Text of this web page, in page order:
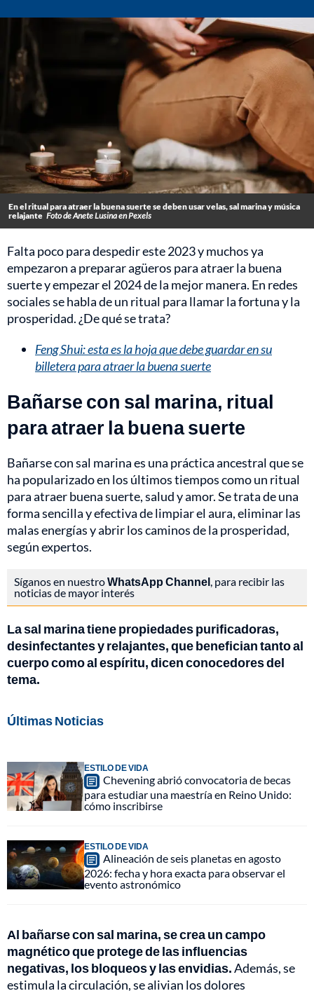
En el ritual para atraer la buena suerte se deben usar velas, sal marina y música
relajante Foto de Anete Lusina en Pexels
Falta poco para despedir este 2023 y muchos ya
empezaron a preparar agüeros para atraer la buena
suerte y empezar el 2024 de la mejor manera. En redes
sociales se habla de un ritual para llamar la fortuna y la
prosperidad. ¿De qué se trata?
Feng Shui: esta es la hoja que debe guardar en su
billetera para atraer la buena suerte
Bañarse con sal marina, ritual
para atraer la buena suerte
Bañarse con sal marina es una práctica ancestral que se
ha popularizado en los últimos tiempos como un ritual
para atraer buena suerte, salud y amor. Se trata de una
forma sencilla y efectiva de limpiar el aura, eliminar las
malas energías y abrir los caminos de la prosperidad,
según expertos.
Síganos en nuestroWhatsApp Channel, para recibir las
noticias de mayor interés
La sal marina tiene propiedades purificadoras,
desinfectantes y relajantes, que benefician tanto al
cuerpo como al espíritu, dicen conocedores del
tema.
Últimas Noticias
ESTILO DE VIDA
Chevening abrió convocatoria de becas
para estudiar una maestría en Reino Unido:
cómo inscribirse
ESTILO DE VIDA
Alineación de seis planetas en agosto
2026: fecha y hora exacta para observar el
evento astronómico
Al bañarse con sal marina, se crea un campo
magnético que protege de las influencias
negativas, los bloqueos y las envidias.Además, se
estimula la circulación, se alivian los dolores